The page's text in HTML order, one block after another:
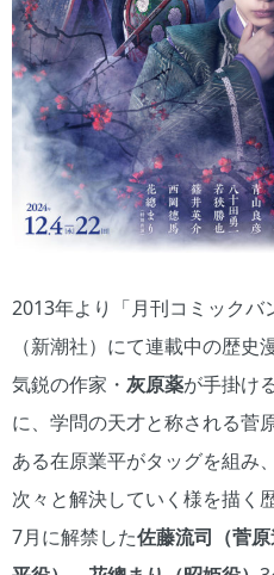
2013年より「月刊コミックバ
（新潮社）にて連載中の歴史
気鋭の作家・ 灰原薬が手掛け
に、学問の天才と称される菅
ある在原業平がタッグを組み
次々と解決していく様を描く
7月に解禁した佐藤流司（菅原